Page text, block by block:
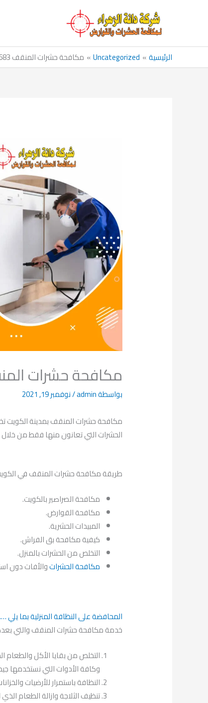
الرئيسية Uncategorized مكافحة حشرات المنقف 65536683 الكويت
مكافحة حشرات المنقف 65536683
بواسطةadmin
/نوفمبر 19, 2021
مكافحة حشرات المنقف بمدينة الكويت
الحشرات التي تعانون منها فقط من خلال
طريقة مكافحة حشرات المنقف في
مكافحة الصراصير بالكويت.
مكافحة القوارض.
المبيدات الحشرية.
كيفية مكافحة بق الفراش.
التخلص من الحشرات بالمنزل.
مكافحة الحشراتوالأفات دون
المحافضة على النظافة المنزلية بما يلي ….
خدمة مكافحة حشرات المنقف والتي
التخلص من بقايا الأكل
وكافة الأدوات التي نستخدمها
النظافة باستمرار للأرضيات
تنظيف الثلاجة وازالة الطعام